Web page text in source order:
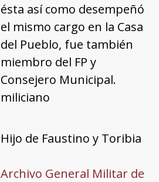
ésta así como desempeñó
el mismo cargo en la Casa
del Pueblo, fue también
miembro del FP y
Consejero Municipal.
miliciano
Hijo de Faustino y Toribia
Archivo General Militar de